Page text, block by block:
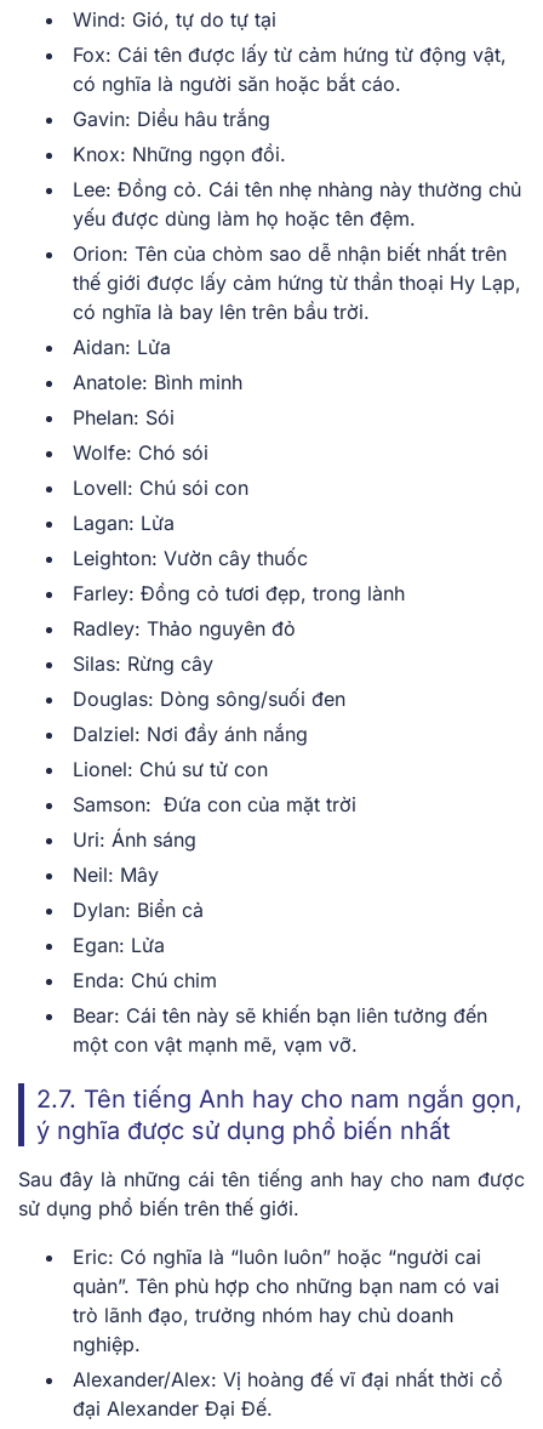
Wind: Gió, tự do tự tại
Fox: Cái tên được lấy từ cảm hứng từ động vật,
có nghĩa là người săn hoặc bắt cáo.
Gavin: Diều hâu trắng
Knox: Những ngọn đồi.
Lee: Đồng cỏ. Cái tên nhẹ nhàng này thường chủ
yếu được dùng làm họ hoặc tên đệm.
Orion: Tên của chòm sao dễ nhận biết nhất trên
thế giới được lấy cảm hứng từ thần thoại Hy Lạp,
có nghĩa là bay lên trên bầu trời.
Aidan: Lửa
Anatole: Bình minh
Phelan: Sói
Wolfe: Chó sói
Lovell: Chú sói con
Lagan: Lửa
Leighton: Vườn cây thuốc
Farley: Đồng cỏ tươi đẹp, trong lành
Radley: Thảo nguyên đỏ
Silas: Rừng cây
Douglas: Dòng sông/suối đen
Dalziel: Nơi đầy ánh nắng
Lionel: Chú sư tử con
Samson: Đứa con của mặt trời
Uri: Ánh sáng
Neil: Mây
Dylan: Biển cả
Egan: Lửa
Enda: Chú chim
Bear: Cái tên này sẽ khiến bạn liên tưởng đến
một con vật mạnh mẽ, vạm vỡ.
2.7. Tên tiếng Anh hay cho nam ngắn gọn,
ý nghĩa được sử dụng phổ biến nhất
Sau đây là những cái tên tiếng anh hay cho nam được
sử dụng phổ biến trên thế giới.
Eric: Có nghĩa là “luôn luôn” hoặc “người cai
quản”. Tên phù hợp cho những bạn nam có vai
trò lãnh đạo, trưởng nhóm hay chủ doanh
nghiệp.
Alexander/Alex: Vị hoàng đế vĩ đại nhất thời cổ
đại Alexander Đại Đế.